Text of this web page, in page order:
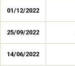
01/12/2022
25/09/2022
14/06/2022